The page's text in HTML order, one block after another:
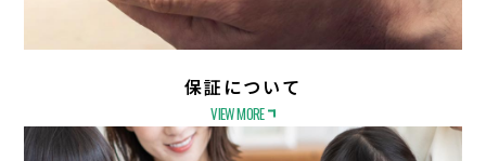
保証について
VIEW MORE